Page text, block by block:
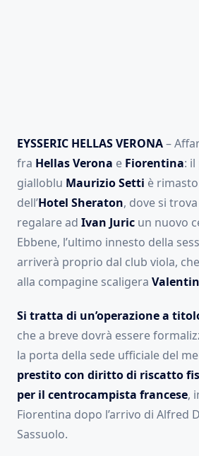
EYSSERIC HELLAS VERONA–
fra Hellas Verona e Fiorentina:
gialloblu Maurizio Setti è
dell’Hotel Sheraton, dove si
regalare ad Ivan Juric un nuovo
Ebbene, l’ultimo innesto della
arriverà proprio dal club viola,
alla compagine scaligera
Si tratta di un’operazione a
che a breve dovrà essere
la porta della sede ufficiale del
prestito con diritto di riscatto
per il centrocampista francese,
Fiorentina dopo l’arrivo di Alfred
Sassuolo.